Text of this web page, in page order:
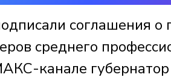
соглашения о
среднего
канале